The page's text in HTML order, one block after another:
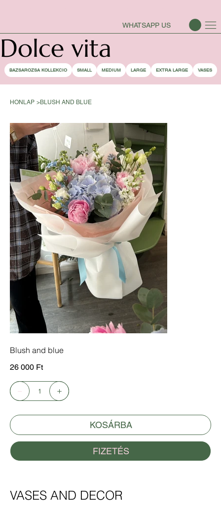
WHATSAPP US
Dolce vita
BAZSAROZSA KOLLEKCIO SMALL MEDIUM LARGE EXTRA LARGE VASES
HONLAP >BLUSH AND BLUE
Blush and blue
26 000 Ft
KOSÁRBA
FIZETÉS
VASES AND DECOR